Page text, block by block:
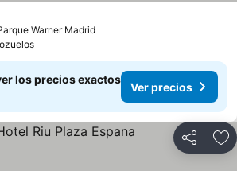
Warner Madrid
los precios exactos
Ver precios
Compartir